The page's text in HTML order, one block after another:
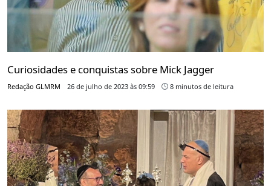
Curiosidades e conquistas sobre Mick Jagger
Redação GLMRM 26 de julho de 2023 às 09:59 8 minutos de leitura